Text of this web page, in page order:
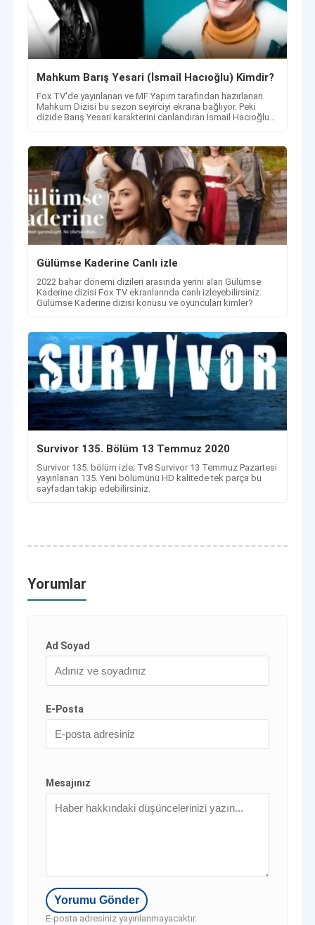
Mahkum Barış Yesari (İsmail Hacıoğlu) Kimdir?
Fox TV'de yayınlanan ve MF Yapım tarafından hazırlanan
Mahkum Dizisi bu sezon seyirciyi ekrana bağlıyor. Peki
dizide Barış Yesari karakterini canlandıran İsmail Hacıoğlu
Gülümse Kaderine Canlı izle
2022 bahar dönemi dizileri arasında yerini alan Gülümse
Kaderine dizisi Fox TV ekranlarında canlı izleyebilirsiniz.
Gülümse Kaderine dizisi konusu ve oyuncuları kimler?
Survivor 135. Bölüm 13 Temmuz 2020
Survivor 135. bölüm izle; Tv8 Survivor 13 Temmuz Pazartesi
yayınlanan 135. Yeni bölümünü HD kalitede tek parça bu
sayfadan takip edebilirsiniz.
Yorumlar
Ad Soyad
E-Posta
Mesajınız
E-posta adresiniz yayınlanmayacaktır.